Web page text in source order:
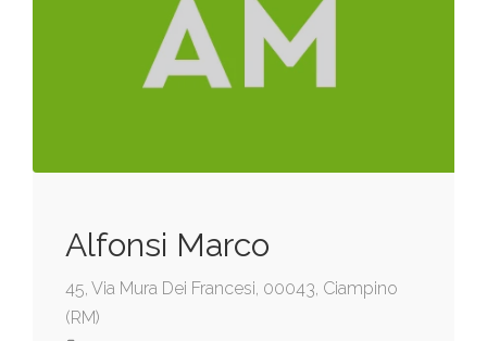
Alfonsi Marco
45, Via Mura Dei Francesi, 00043, Ciampino
(RM)